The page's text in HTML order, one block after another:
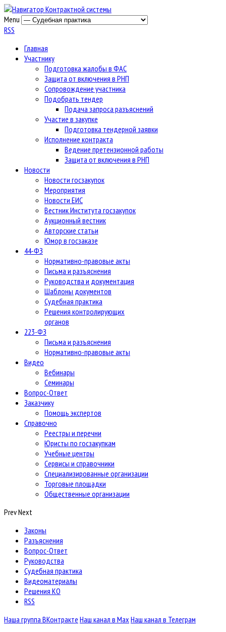
Menu
RSS
Главная
Участнику
Подготовка жалобы в ФАС
Защита от включения в РНП
Сопровождение участника
Подобрать тендер
Подача запроса разъяснений
Участие в закупке
Подготовка тендерной заявки
Исполнение контракта
Ведение претензионной работы
Защита от включения в РНП
Новости
Новости госзакупок
Мероприятия
Новости ЕИС
Вестник Института госзакупок
Аукционный вестник
Авторские статьи
Юмор в госзаказе
44-ФЗ
Нормативно-правовые акты
Письма и разъяснения
Руководства и документация
Шаблоны документов
Судебная практика
Решения контролирующих
органов
223-ФЗ
Письма и разъяснения
Нормативно-правовые акты
Видео
Вебинары
Семинары
Вопрос-Ответ
Заказчику
Помощь экспертов
Справочно
Реестры и перечни
Юристы по госзакупкам
Учебные центры
Сервисы и справочники
Специализированные организации
Торговые площадки
Общественные организации
PrevNext
Законы
Разъяснения
Вопрос-Ответ
Руководства
Судебная практика
Видеоматериалы
Решения КО
RSS
Наша группа ВКонтракте Наш канал в Max Наш канал в Телеграм